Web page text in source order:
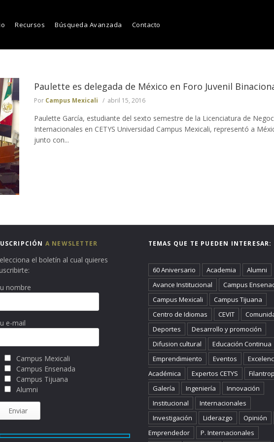
Recursos Búsqueda Avanzada Contacto
Paulette es delegada de México en Foro Juvenil
Por Campus Mexicali abril 15, 2016
Paulette García, estudiante del sexto semestre de la Licenciatura de
Internacionales en CETYS Universidad Campus Mexicali, representó a
junto con...
A NEWSLETTER
el boletín al cual quieres
nombre
e-mail
Campus Mexicali
Campus Ensenada
Campus Tijuana
Alumni
TEMAS QUE TE PUEDEN INTERESAR:
60 Aniversario Academia
Alumni
Avance Institucional
Campus
Campus Mexicali
Campus Tijuana
Centro de Idiomas
CEVIT
Deportes
Desarrollo y promoción
Difusion cultural
Educación Continua
Emprendimiento
Eventos
Académica
Expertos CETYS
Galería
Ingeniería
Innovación
Institucional
Internacionales
Investigación
Liderazgo Opinión
Emprendedor
P. Internacionales